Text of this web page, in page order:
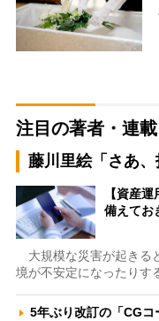
注目の著者・連載
藤川里絵「さあ、
【資産
備えてお
大規模な災害が起きる
境が不安定になったりす
5年ぶり改訂の「CG